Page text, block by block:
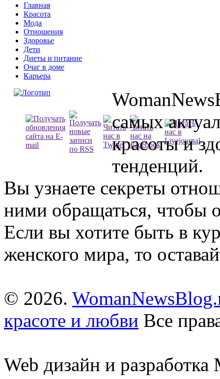
Главная
Красота
Мода
Отношения
Здоровье
Дети
Диеты и питание
Очаг в доме
Карьера
самых
красоты и
тенденций.
Вы узнаете секреты
ними обращаться, чтобы
Если вы хотите быть в
женского мира, то
© 2026.
красоте и любви Все
Web дизайн и